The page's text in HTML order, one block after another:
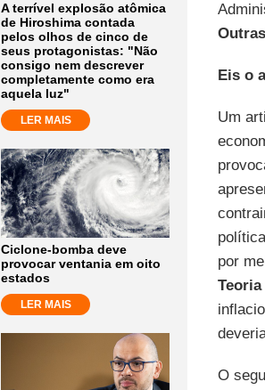
A terrível explosão atômica
de Hiroshima contada
pelos olhos de cinco de
seus protagonistas: "Não
consigo nem descrever
completamente como era
aquela luz"
LER MAIS
Ciclone-bomba deve
provocar ventania em oito
estados
LER MAIS
Eis o
Um
por
O